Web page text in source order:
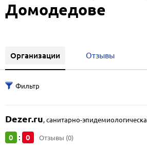
Домодедове
Организации Отзывы
Dezer.ru,санитарно-
0 : 0 Отзывы (0)